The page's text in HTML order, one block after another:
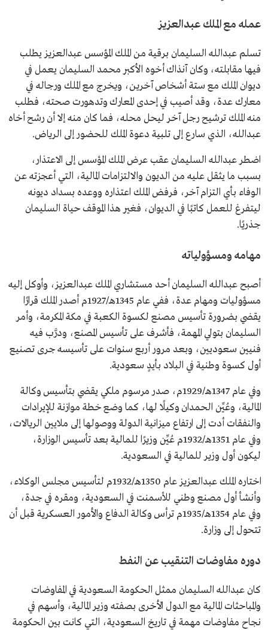
عمله مع الملك عبدالعزيز
تسلم عبدالله السليمان برقية من الملك المؤسس عبدالعزيز يطلب
فيها مقابلته، وكان آنذاك أخوه الأكبر محمد السليمان يعمل في
ديوان الملك مع ستة أشخاص آخرين، ويخرج مع الملك ورجاله في
معارك عدة، وقد أصيب في إحدى المعارك وتدهورت صحته، فطلب
منه الملك ترشيح رجل آخر ليحل محله، فما كان منه إلا أن رشح أخاه
عبدالله، الذي سارع إلى تلبية دعوة الملك للحضور إلى الرياض.
اضطر عبدالله السليمان عقب عرض الملك المؤسس إلى الاعتذار،
بسبب ما يثقل عليه من الديون والالتزامات المالية، التي أعجزته عن
الوفاء بأي التزام آخر، فرفض الملك اعتذاره ووعده بسداد ديونه
ليتفرغ للعمل كاتبًا في الديوان، فغير هذا الموقف حياة السليمان
جذريًا.
مهامه ومسؤولياته
أصبح عبدالله السليمان أحد مستشاري الملك عبدالعزيز، وأوكل إليه
مسؤوليات ومهام عدة، ففي عام 1345هـ/1927م أصدر الملك قرارًا
يقضي بضرورة تأسيس مصنع لكسوة الكعبة في مكة المكرمة، وأمر
السليمان بتولي المهمة، فأشرف على تأسيس المصنع، ودرَّب فيه
فنيين سعوديين، وبعد مرور أربع سنوات على تأسيسه جرى تصنيع
أول كسوة وطنية في البلاد بأيدٍ سعودية.
وفي عام 1347هـ/1929م، صدر مرسوم ملكي يقضي بتأسيس وكالة
المالية، وعُيِّن الحمدان وكيلًا لها، كما وضع خطة موازنة للإيرادات
والنفقات أدت إلى ارتفاع ميزانية الدولة ووصولها إلى ملايين الريالات،
وفي عام 1351هـ/1932م عُيِّن وزيرًا للمالية بعد تأسيس الوزارة،
ليكون أول وزير للمالية في السعودية.
اختاره الملك عبدالعزيز عام 1350هـ/1932م لتأسيس مجلس الوكلاء،
وأنشأ أول مصنع وطني للأسمنت في السعودية، ومقره في جدة،
وفي عام 1354هـ/1935م ترأس وكالة الدفاع والأمور العسكرية قبل أن
تتحول إلى وزارة.
دوره مفاوضات التنقيب عن النفط
كان عبدالله السليمان ممثل الحكومة السعودية في المفاوضات
والمباحثات المالية مع الدول الأخرى بصفته وزير المالية، وأسهم في
نجاح مفاوضات مهمة في تاريخ السعودية، التي كانت بين الحكومة